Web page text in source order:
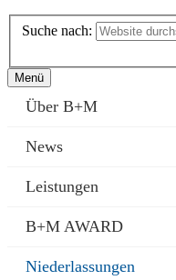
Suche nach:
Menü
Über B+M
News
Leistungen
B+M AWARD
Niederlassungen